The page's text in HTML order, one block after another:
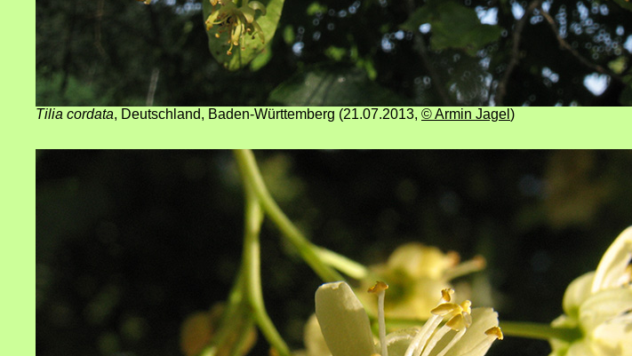
Tilia cordata, Deutschland, Baden-Württemberg (21.07.2013, © Armin Jagel )